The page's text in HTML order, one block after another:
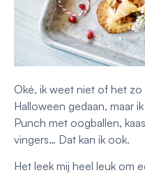
Oké, ik weet niet of het
Halloween gedaan, maar
Punch met oogballen,
vingers… Dat kan ik ook.
Het leek mij heel leuk om